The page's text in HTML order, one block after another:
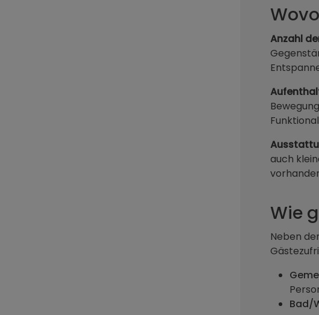
Anzahl
auch
Wie
Neben
Bad/